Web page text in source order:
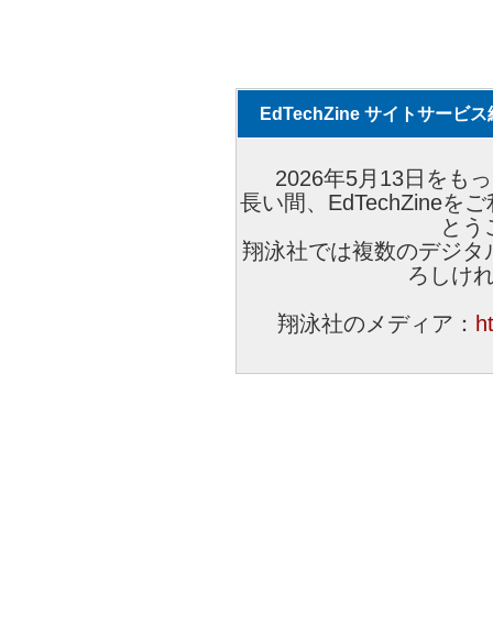
EdTechZine サイトサービス
2026年5月13日をも
長い間、EdTechZineを
とう
翔泳社では複数のデジ
ろしけ
翔泳社のメディア：